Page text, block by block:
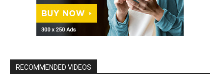
RECOMMENDED VIDEOS